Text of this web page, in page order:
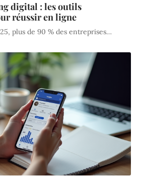
digital : les outils
réussir en ligne
plus de 90 % des entreprises…